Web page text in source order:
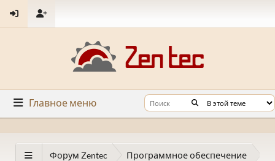
Главное меню
Форум Zentec Программное обеспечение